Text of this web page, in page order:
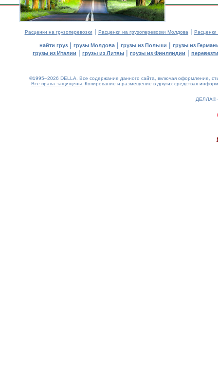
Расценки на грузоперевозки | Расценки на грузоперевозки Молдова | Расценки
найти груз| грузы Молдова| грузы из Польши | грузы из
грузы из Италии | грузы из Литвы | грузы из Финляндии |
©1995–2026 DELLA. Все содержание данного сайта, включая оформление,
Все права защищены. Копирование и размещение в других средствах